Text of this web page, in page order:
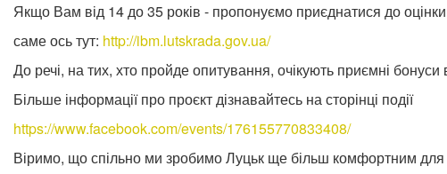
Якщо Вам від 14 до 35 років - пропонуємо приєднатися до
саме ось тут: http://ibm.lutskrada.gov.ua/
До речі, на тих, хто пройде опитування, очікують приємні бонуси
Більше інформації про проєкт дізнавайтесь на сторінці події
https://www.facebook.com/events/176155770833408/
Віримо, що спільно ми зробимо Луцьк ще більш комфортним для